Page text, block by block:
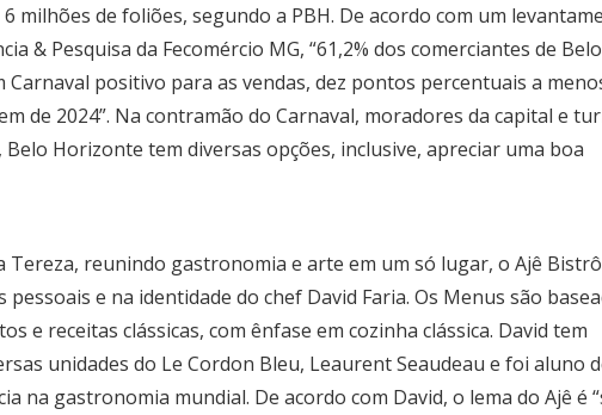
milhões de foliões, segundo a PBH. De acordo com um
& Pesquisa da Fecomércio MG, “61,2% dos comerciantes de Belo
positivo para as vendas, dez pontos percentuais a
de 2024”. Na contramão do Carnaval, moradores da capital e
Horizonte tem diversas opções, inclusive, apreciar uma boa
Tereza, reunindo gastronomia e arte em um só lugar, o Ajê
e na identidade do chef David Faria. Os Menus são
e receitas clássicas, com ênfase em cozinha clássica. David tem
unidades do Le Cordon Bleu, Leaurent Seaudeau e foi aluno
na gastronomia mundial. De acordo com David, o lema do Ajê é